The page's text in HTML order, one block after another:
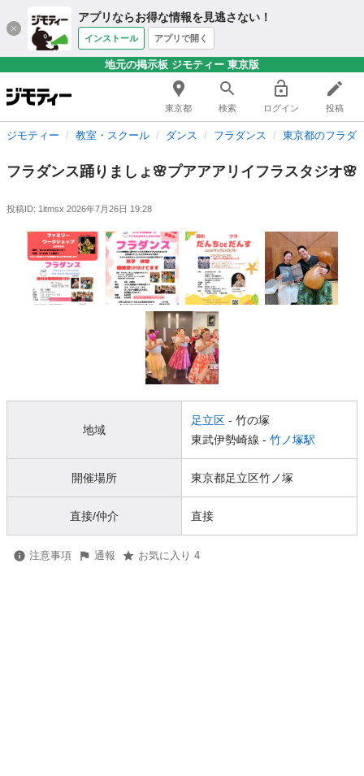
アプリならお得な情報を見逃さない！
インストール アプリで開く
地元の掲示板 ジモティー 東京版
東京都 検索 ログイン 投稿
ジモティー 教室・スクール ダンス フラダンス 東京都のフラダ
フラダンス踊りましょ🌸プアアアリイフラスタジオ🌸
投稿ID: 1itmsx 2026年7月26日 19:28
地域
足立区 - 竹の塚
東武伊勢崎線 - 竹ノ塚駅
開催場所 東京都足立区竹ノ塚
直接/仲介 直接
注意事項 通報 お気に入り 4